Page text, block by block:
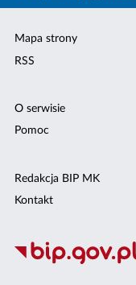
Mapa strony
RSS
O serwisie
Pomoc
Redakcja BIP MK
Kontakt